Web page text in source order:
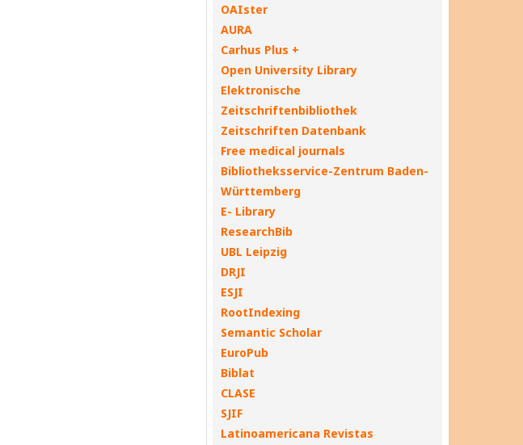
OAIster
AURA
Carhus Plus +
Open University Library
Elektronische
Zeitschriftenbibliothek
Zeitschriften Datenbank
Free medical journals
Bibliotheksservice-Zentrum Baden-
Württemberg
E- Library
ResearchBib
UBL Leipzig
DRJI
ESJI
RootIndexing
Semantic Scholar
EuroPub
Biblat
CLASE
SJIF
Latinoamericana Revistas